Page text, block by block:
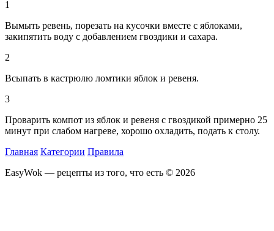
1
Вымыть ревень, порезать на кусочки вместе с яблоками,
закипятить воду с добавлением гвоздики и сахара.
2
Всыпать в кастрюлю ломтики яблок и ревеня.
3
Проварить компот из яблок и ревеня с гвоздикой примерно 25
минут при слабом нагреве, хорошо охладить, подать к столу.
Главная Категории Правила
EasyWok — рецепты из того, что есть © 2026